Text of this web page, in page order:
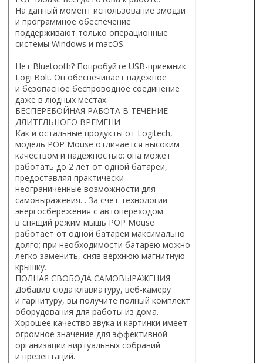
На данный момент использование эмодзи
и программное обеспечение
поддерживают только операционные
системы Windows и macOS.
Нет Bluetooth? Попробуйте USB-приемник
Logi Bolt. Он обеспечивает надежное
и безопасное беспроводное соединение
даже в людных местах.
БЕСПЕРЕБОЙНАЯ РАБОТА В ТЕЧЕНИЕ
ДЛИТЕЛЬНОГО ВРЕМЕНИ
Как и остальные продукты от Logitech,
модель POP Mouse отличается высоким
качеством и надежностью: она может
работать до 2 лет от одной батареи,
предоставляя практически
неограниченные возможности для
самовыражения. . За счет технологии
энергосбережения с автопереходом
в спящий режим мышь POP Mouse
работает от одной батареи максимально
долго; при необходимости батарею можно
легко заменить, сняв верхнюю магнитную
крышку.
ПОЛНАЯ СВОБОДА САМОВЫРАЖЕНИЯ
Добавив сюда клавиатуру, веб-камеру
и гарнитуру, вы получите полный комплект
оборудования для работы из дома.
Хорошее качество звука и картинки имеет
огромное значение для эффективной
организации виртуальных собраний
и презентаций.